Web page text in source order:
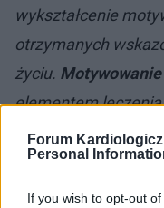
Forum
Personal
If you wish to opt-out
wykształcenie
otrzymanych
życiu.
elementem
żadnych
bagatelizować i nie
zmiany stylu życia